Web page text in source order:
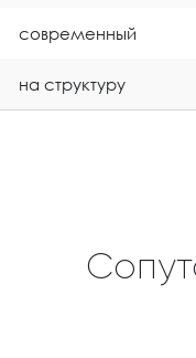
современный
на структуру